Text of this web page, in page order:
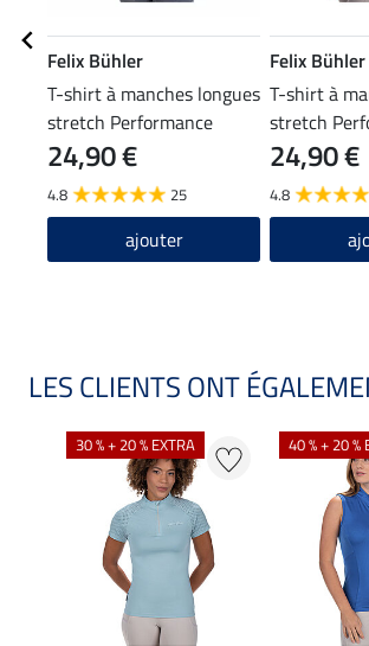
Felix Bühler
T-shirt à manches longues
stretch Performance
Frieda
24,90 €
4.8 25
ajouter
Felix Bühler
T-shirt à
stretch
24,90 €
4.8
LES CLIENTS ONT
30 % + 20 % EXTRA 40 % + 20 %